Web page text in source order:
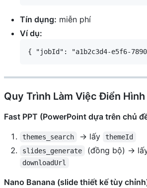
Tín dụng: miễn phí
Ví dụ:
Quy Trình Làm Việc Điển Hình
Fast PPT (PowerPoint dựa trên chủ
themes_search → lấy
themeId
slides_generate
(đồng bộ) →
downloadUrl
Nano Banana (slide thiết kế tùy